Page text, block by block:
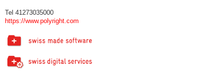
Tel 41273035000
https://www.polyright.com